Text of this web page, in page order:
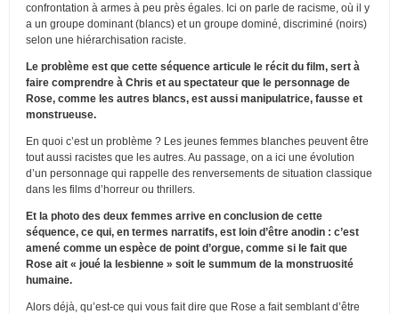
confrontation à armes à peu près égales. Ici on parle de racisme, où il y
a un groupe dominant (blancs) et un groupe dominé, discriminé (noirs)
selon une hiérarchisation raciste.
Le problème est que cette séquence articule le récit du film, sert à
faire comprendre à Chris et au spectateur que le personnage de
Rose, comme les autres blancs, est aussi manipulatrice, fausse et
monstrueuse.
En quoi c’est un problème ? Les jeunes femmes blanches peuvent être
tout aussi racistes que les autres. Au passage, on a ici une évolution
d’un personnage qui rappelle des renversements de situation classique
dans les films d’horreur ou thrillers.
Et la photo des deux femmes arrive en conclusion de cette
séquence, ce qui, en termes narratifs, est loin d’être anodin : c’est
amené comme un espèce de point d’orgue, comme si le fait que
Rose ait « joué la lesbienne » soit le summum de la monstruosité
humaine.
Alors déjà, qu’est-ce qui vous fait dire que Rose a fait semblant d’être